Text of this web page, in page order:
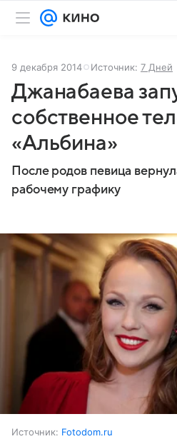
9 декабря 2014 Источник: 7 Дней
Джанабаева
собственное
«Альбина»
После родов певица
рабочему графику
Источник: Fotodom.ru